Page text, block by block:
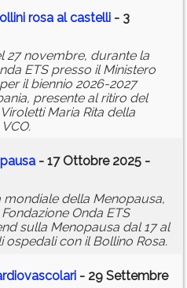
rosa al castelli - 3
27 novembre, durante la
ETS presso il Ministero
il biennio 2026-2027
presente al ritiro del
Maria Rita della
- 17 Ottobre 2025 -
della Menopausa,
Onda ETS
sulla Menopausa dal 17 al
con il Bollino Rosa.
- 29 Settembre